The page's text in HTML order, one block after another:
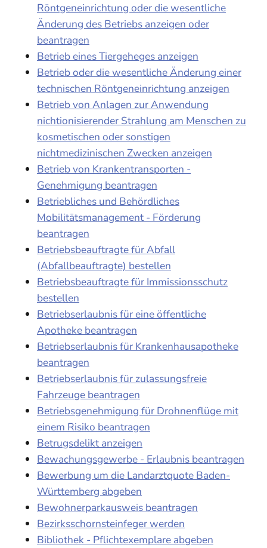
Röntgeneinrichtung oder die wesentliche
Änderung des Betriebs anzeigen oder
beantragen
Betrieb eines Tiergeheges anzeigen
Betrieb oder die wesentliche Änderung einer
technischen Röntgeneinrichtung anzeigen
Betrieb von Anlagen zur Anwendung
nichtionisierender Strahlung am Menschen zu
kosmetischen oder sonstigen
nichtmedizinischen Zwecken anzeigen
Betrieb von Krankentransporten -
Genehmigung beantragen
Betriebliches und Behördliches
Mobilitätsmanagement - Förderung
beantragen
Betriebsbeauftragte für Abfall
(Abfallbeauftragte) bestellen
Betriebsbeauftragte für Immissionsschutz
bestellen
Betriebserlaubnis für eine öffentliche
Apotheke beantragen
Betriebserlaubnis für Krankenhausapotheke
beantragen
Betriebserlaubnis für zulassungsfreie
Fahrzeuge beantragen
Betriebsgenehmigung für Drohnenflüge mit
einem Risiko beantragen
Betrugsdelikt anzeigen
Bewachungsgewerbe - Erlaubnis beantragen
Bewerbung um die Landarztquote Baden-
Württemberg abgeben
Bewohnerparkausweis beantragen
Bezirksschornsteinfeger werden
Bibliothek - Pflichtexemplare abgeben